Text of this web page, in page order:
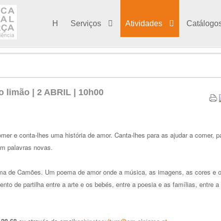
H Serviços Atividades
limão | 2 ABRIL | 10h00
e conta-lhes uma história de amor. Canta-lhes para as ajudar a comer,
palavras novas.
de Camões. Um poema de amor onde a música, as imagens, as cores e
de partilha entre a arte e os bebés, entre a poesia e as famílias, entre a